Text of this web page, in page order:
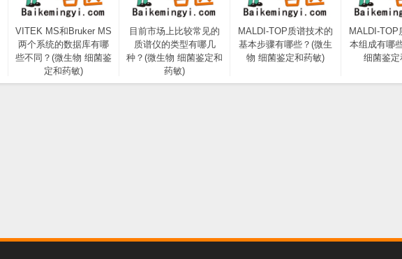
VITEK MS和Bruker MS
两个系统的数据库有哪
些不同？(微生物 细菌鉴
定和药敏)
目前市场上比较常见的
质谱仪的类型有哪几
种？(微生物 细菌鉴定和
药敏)
MALDI-TOP质谱技术的
基本步骤有哪些？(微生
物 细菌鉴定和药敏)
MALDI-TOP
本组成有哪
细菌鉴定